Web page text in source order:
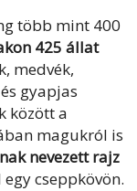
több mint 400
425 állat
medvék,
gyapjas
között a
magukról is
nevezett rajz
cseppkövön.